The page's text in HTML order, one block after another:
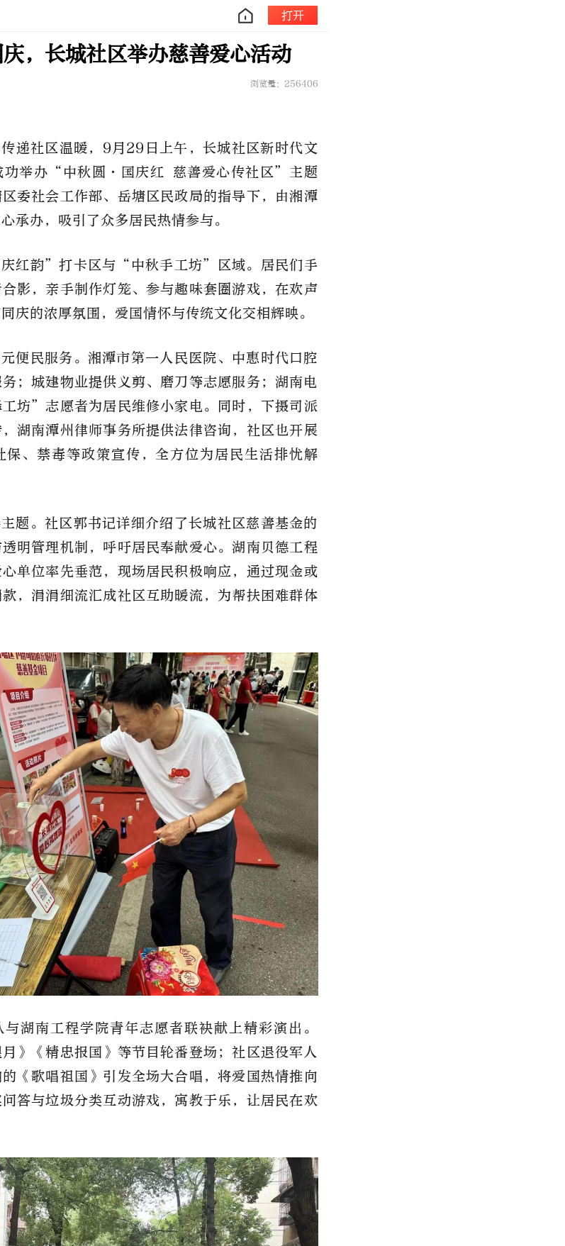
打开
，长城社区举办慈善爱心活动
浏览量：256406
递社区温暖，9月29日上午，长城社区新时代文
功举办“中秋圆·国庆红 慈善爱心传社区”主题
委社会工作部、岳塘区民政局的指导下，由湘潭
承办，吸引了众多居民热情参与。
红韵”打卡区与“中秋手工坊”区域。居民们手
影，亲手制作灯笼、参与趣味套圈游戏，在欢声
庆的浓厚氛围，爱国情怀与传统文化交相辉映。
便民服务。湘潭市第一人民医院、中惠时代口腔
；城建物业提供义剪、磨刀等志愿服务；湖南电
坊”志愿者为居民维修小家电。同时，下摄司派
湖南潭州律师事务所提供法律咨询，社区也开展
保、禁毒等政策宣传，全方位为居民生活排忧解
题。社区郭书记详细介绍了长城社区慈善基金的
明管理机制，呼吁居民奉献爱心。湖南贝德工程
单位率先垂范，现场居民积极响应，通过现金或
，涓涓细流汇成社区互助暖流，为帮扶困难群体
湖南工程学院青年志愿者联袂献上精彩演出。
月》《精忠报国》等节目轮番登场；社区退役军人
《歌唱祖国》引发全场大合唱，将爱国热情推向
答与垃圾分类互动游戏，寓教于乐，让居民在欢